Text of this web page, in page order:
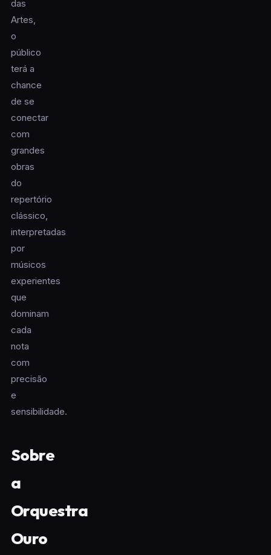
das
Artes,
o
público
terá a
chance
de se
conectar
com
grandes
obras
do
repertório
clássico,
interpretadas
por
músicos
experientes
que
dominam
cada
nota
com
precisão
e
sensibilidade.
Sobre
a
Orquestra
Ouro